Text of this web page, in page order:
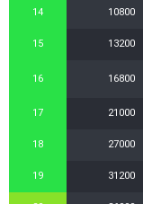
14 10800
15 13200
16 16800
17 21000
18 27000
19 31200